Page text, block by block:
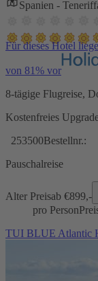
Spanien -
Für dieses Hotel
von 81% vor
8-tägige Flugreise,
Kostenfreies
253500Bestellnr.:
Pauschalreise
Alter Preisab €899,-
pro Person
TUI BLUE Atlantic